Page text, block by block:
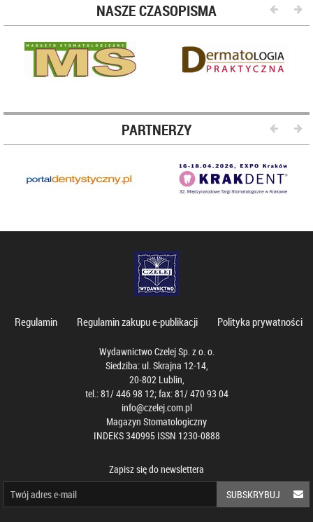
NASZE CZASOPISMA
PARTNERZY
Regulamin Regulamin zakupu e-publikacji Polityka prywatności
Wydawnictwo Czelej Sp. z o. o.
Siedziba: ul. Skrajna 12-14,
20-802 Lublin,
tel.: 81/ 446 98 12; fax: 81/ 470 93 04
info@czelej.com.pl
Magazyn Stomatologiczny
INDEKS 340995 ISSN 1230-0888
Zapisz się do newslettera
SUBSKRYBUJ